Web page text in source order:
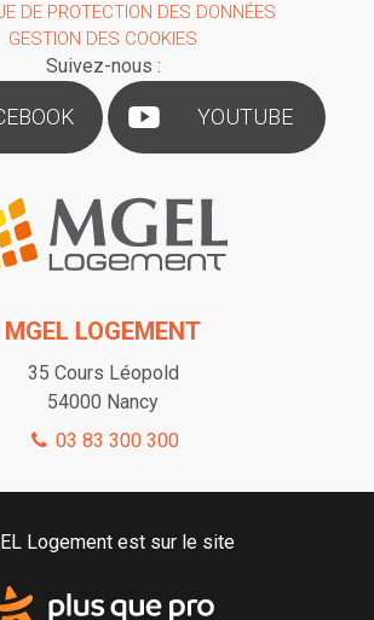
DE PROTECTION DES DONNÉES
GESTION DES COOKIES
Suivez-nous :
YOUTUBE
MGEL LOGEMENT
35 Cours Léopold
54000 Nancy
03 83 300 300
Logement est sur le site